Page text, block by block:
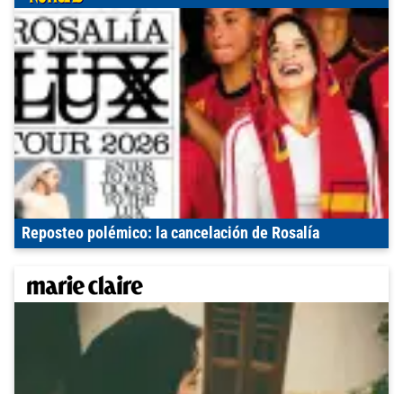
Reposteo polémico: la cancelación de Rosalía